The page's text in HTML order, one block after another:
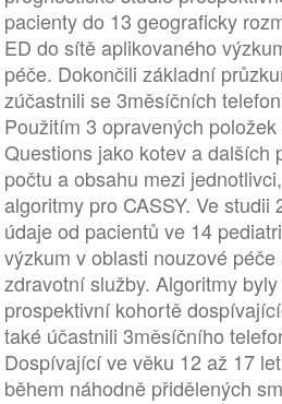
pacienty do 13 geograficky
ED do sítě aplikovaného
péče. Dokončili základní
zúčastnili se 3měsíčních
Použitím 3 opravených
Questions jako kotev a dalších
počtu a obsahu mezi
algoritmy pro CASSY. Ve studii
údaje od pacientů ve 14
výzkum v oblasti nouzové
zdravotní služby. Algoritmy
prospektivní kohortě
také účastnili 3měsíčního
Dospívající ve věku 12 až 17
během náhodně přidělených